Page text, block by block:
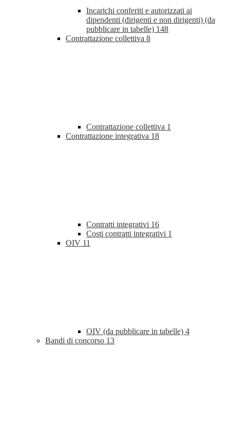
Incarichi conferiti e autorizzati ai
dipendenti (dirigenti e non dirigenti) (da
pubblicare in tabelle) 148
Contrattazione collettiva 8
Contrattazione collettiva 1
Contrattazione integrativa 18
Contratti integrativi 16
Costi contratti integrativi 1
OIV 11
OIV (da pubblicare in tabelle) 4
Bandi di concorso 13